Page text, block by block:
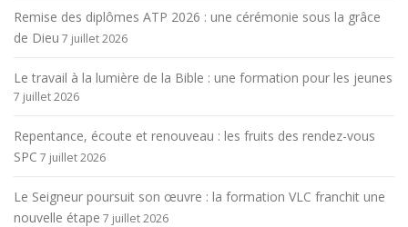
Remise des diplômes ATP 2026 : une cérémonie sous la grâce
de Dieu 7 juillet 2026
Le travail à la lumière de la Bible : une formation pour les jeunes
7 juillet 2026
Repentance, écoute et renouveau : les fruits des rendez-vous
SPC 7 juillet 2026
Le Seigneur poursuit son œuvre : la formation VLC franchit une
nouvelle étape 7 juillet 2026